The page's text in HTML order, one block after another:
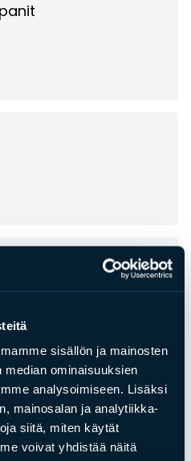
sisällön ja mainosten
median ominaisuuksien
analysoimiseen. Lisäksi
mainosalan ja analytiikka-
siitä, miten käytät
voivat yhdistää näitä